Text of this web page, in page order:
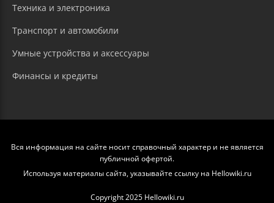
Техника и электроника
Транспорт и автомобили
Умные устройства и аксессуары
Финансы и кредиты
Вся информация на сайте носит справочный характер и не является
публичной офертой.
Используя материалы сайта, указывайте ссылку на Hellowiki.ru
Copyright 2025 Hellowiki.ru